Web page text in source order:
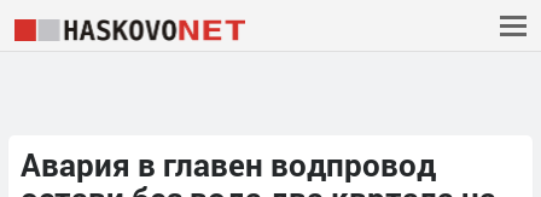
Авария в главен водпровод